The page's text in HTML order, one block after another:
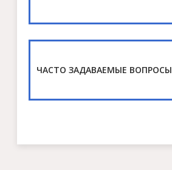
ЧАСТО ЗАДАВАЕМЫЕ ВОПРОСЫ